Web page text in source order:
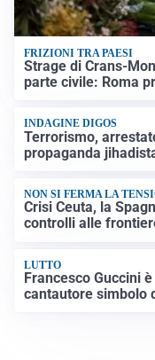
FRIZIONI TRA PAESI
Strage di Crans-
parte civile: Roma
INDAGINE DIGOS
Terrorismo,
propaganda
NON SI FERMA LA
Crisi Ceuta, la
controlli alle
LUTTO
Francesco Guccini
cantautore simbolo